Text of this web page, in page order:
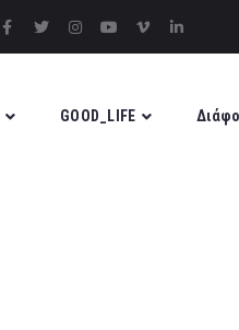
GOOD_LIFE